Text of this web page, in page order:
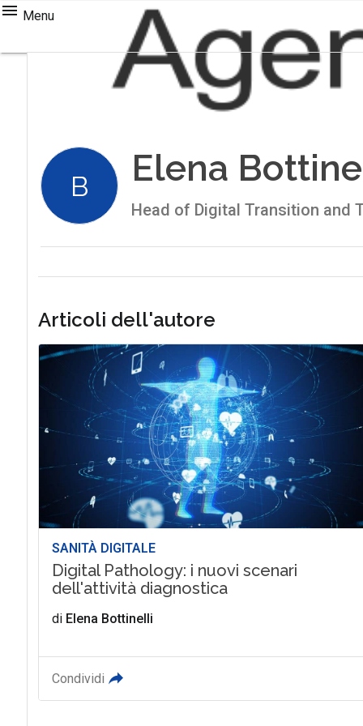
Menu
B Elena
Head of Digital Transition and
Articoli dell'autore
SANITÀ DIGITALE
Digital Pathology: i nuovi scenari
dell'attività diagnostica
di Elena Bottinelli
Condividi